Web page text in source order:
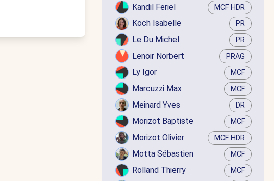
Kandil Feriel MCF HDR
Koch Isabelle PR
Le Du Michel PR
Lenoir Norbert PRAG
Ly Igor MCF
Marcuzzi Max MCF
Meinard Yves DR
Morizot Baptiste MCF
Morizot Olivier MCF HDR
Motta Sébastien MCF
Rolland Thierry MCF